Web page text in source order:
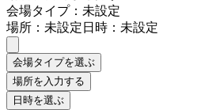
会場タイプ：未設定
場所：未設定日時：未設定
会場タイプを選ぶ
場所を入力する
日時を選ぶ